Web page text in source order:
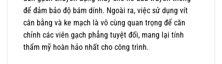
để đảm bảo độ bám dính. Ngoài ra, việc sử dụng vít
cân bằng và ke mạch là vô cùng quan trọng để căn
chỉnh các viên gạch phẳng tuyệt đối, mang lại tính
thẩm mỹ hoàn hảo nhất cho công trình.